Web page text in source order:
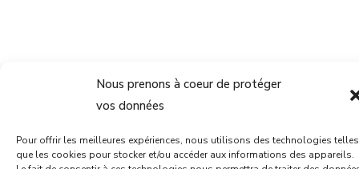
Nous prenons à coeur de protéger
vos données
Pour offrir les meilleures expériences, nous utilisons des technologies telles
que les cookies pour stocker et/ou accéder aux informations des appareils.